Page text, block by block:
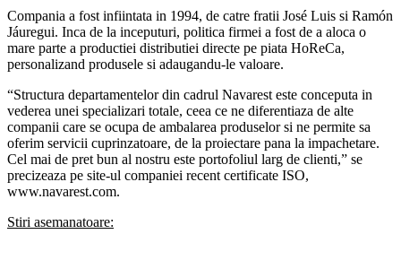
Compania a fost infiintata in 1994, de catre fratii José Luis si Ramón
Jáuregui. Inca de la inceputuri, politica firmei a fost de a aloca o
mare parte a productiei distributiei directe pe piata HoReCa,
personalizand produsele si adaugandu-le valoare.
“Structura departamentelor din cadrul Navarest este conceputa in
vederea unei specializari totale, ceea ce ne diferentiaza de alte
companii care se ocupa de ambalarea produselor si ne permite sa
oferim servicii cuprinzatoare, de la proiectare pana la impachetare.
Cel mai de pret bun al nostru este portofoliul larg de clienti,” se
precizeaza pe site-ul companiei recent certificate ISO,
www.navarest.com.
Stiri asemanatoare: